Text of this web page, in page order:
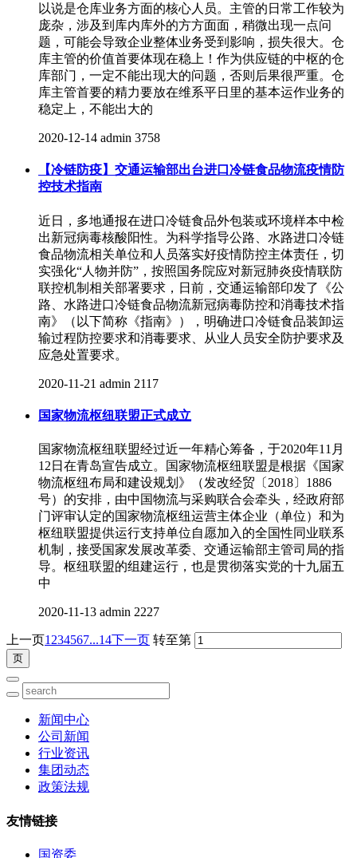
以说是仓库业务方面的核心人员。主管的日常工作较为
庞杂，涉及到库内库外的方方面面，稍微出现一点问
题，可能会导致企业整体业务受到影响，损失很大。仓
库主管的价值首要体现在稳上！作为供应链的中枢的仓
库部门，一定不能出现大的问题，否则后果很严重。仓
库主管首要的精力要放在维系平日里的基本运作业务的
稳定上，不能出大的
2020-12-14 admin 3758
【冷链防疫】交通运输部出台进口冷链食品物流疫情防
控技术指南
近日，多地通报在进口冷链食品外包装或环境样本中检
出新冠病毒核酸阳性。为科学指导公路、水路进口冷链
食品物流相关单位和人员落实好疫情防控主体责任，切
实强化“人物并防”，按照国务院应对新冠肺炎疫情联防
联控机制相关部署要求，日前，交通运输部印发了《公
路、水路进口冷链食品物流新冠病毒防控和消毒技术指
南》（以下简称《指南》），明确进口冷链食品装卸运
输过程防控要求和消毒要求、从业人员安全防护要求及
应急处置要求。
2020-11-21 admin 2117
国家物流枢纽联盟正式成立
国家物流枢纽联盟经过近一年精心筹备，于2020年11月
12日在青岛宣告成立。国家物流枢纽联盟是根据《国家
物流枢纽布局和建设规划》（发改经贸〔2018〕1886
号）的安排，由中国物流与采购联合会牵头，经政府部
门评审认定的国家物流枢纽运营主体企业（单位）和为
枢纽联盟提供运行支持单位自愿加入的全国性同业联系
机制，接受国家发展改革委、交通运输部主管司局的指
导。枢纽联盟的组建运行，也是贯彻落实党的十九届五
中
2020-11-13 admin 2227
上一页1 234567...14下一页 转至第
新闻中心
公司新闻
行业资讯
集团动态
政策法规
友情链接
国资委